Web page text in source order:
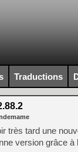
Traductions
très tard une
version grâce